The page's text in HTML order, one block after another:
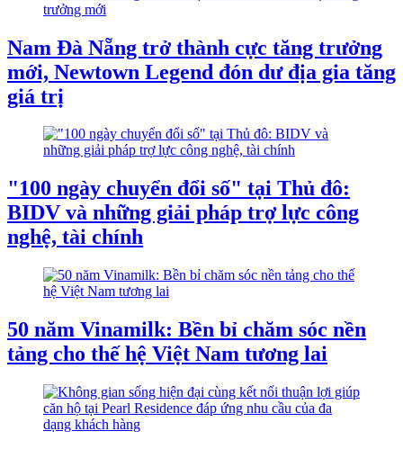
Nam Đà Nẵng trở thành cực tăng trưởng
mới, Newtown Legend đón dư địa gia tăng
giá trị
"100 ngày chuyển đổi số" tại Thủ đô:
BIDV và những giải pháp trợ lực công
nghệ, tài chính
50 năm Vinamilk: Bền bỉ chăm sóc nền
tảng cho thế hệ Việt Nam tương lai